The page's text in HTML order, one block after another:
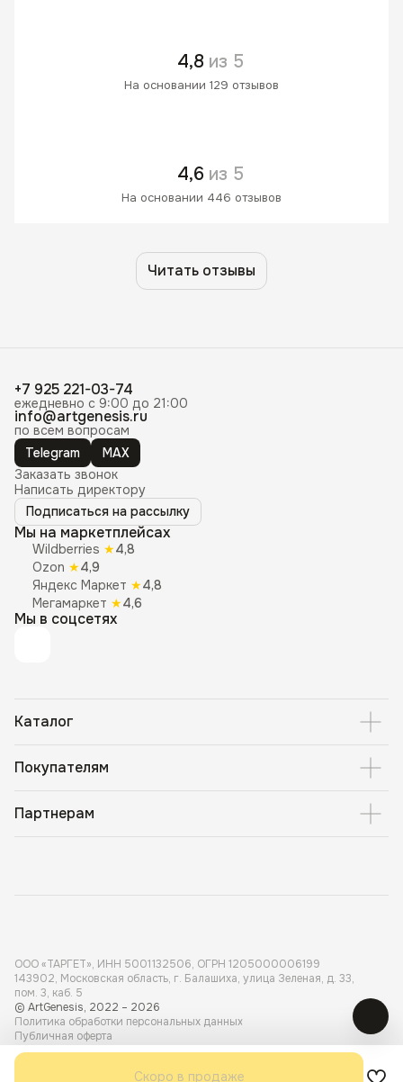
4,8 из 5
На основании 129 отзывов
4,6 из 5
На основании 446 отзывов
Читать отзывы
+7 925 221-03-74
ежедневно с 9:00 до 21:00
info@artgenesis.ru
по всем вопросам
Telegram
MAX
Заказать звонок
Написать директору
Подписаться на рассылку
Мы на маркетплейсах
Wildberries ★4,8
Ozon ★4,9
Яндекс Маркет ★4,8
Мегамаркет ★4,6
Мы в соцсетях
Каталог
Покупателям
Партнерам
ООО «ТАРГЕТ», ИНН 5001 132506, ОГРН 1205000006199
143902, Московская область, г. Балашиха, улица Зеленая, д. 33,
пом. 3, каб. 5
© ArtGenesis, 2022 – 2026
Политика обработки персональных данных
Публичная оферта
Карта сайта